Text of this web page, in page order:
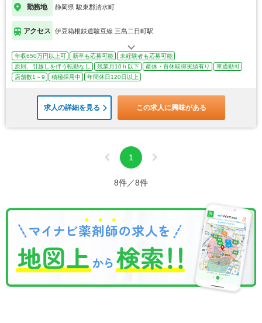
勤務地 静岡県 駿東郡清水町
アクセス 伊豆箱根鉄道駿豆線 三島二日町駅
年収650万円以上可 新卒も応募可能
未経験者も応募可能
原則、引越しを伴う転勤なし
残業月10ｈ以下 産休・育休取得実績有り
車通勤可
店舗数1～9
積極採用中 年間休日120日以上
求人の詳細を見る この求人に興味がある
1
8件／8件